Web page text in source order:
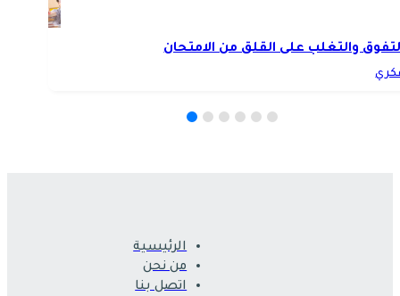
والتغلب على القلق من الامتحان
الرئيسية
من نحن
اتصل بنا